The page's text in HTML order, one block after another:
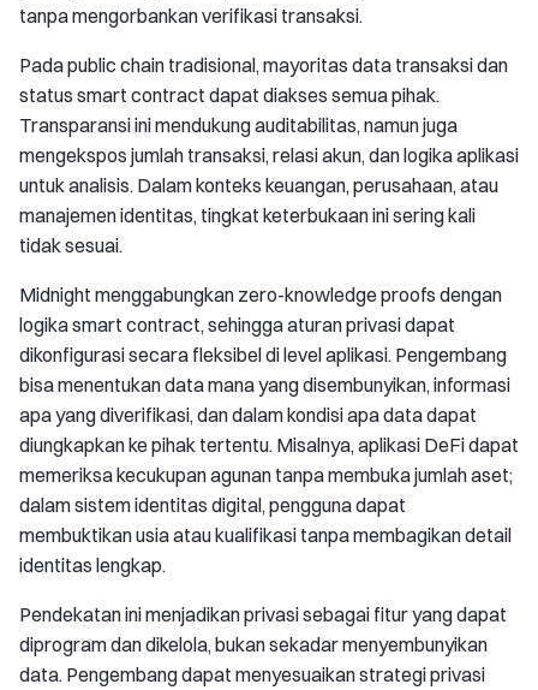
tanpa mengorbankan verifikasi transaksi.
Pada public chain tradisional, mayoritas data transaksi dan
status smart contract dapat diakses semua pihak.
Transparansi ini mendukung auditabilitas, namun juga
mengekspos jumlah transaksi, relasi akun, dan logika aplikasi
untuk analisis. Dalam konteks keuangan, perusahaan, atau
manajemen identitas, tingkat keterbukaan ini sering kali
tidak sesuai.
Midnight menggabungkan zero-knowledge proofs dengan
logika smart contract, sehingga aturan privasi dapat
dikonfigurasi secara fleksibel di level aplikasi. Pengembang
bisa menentukan data mana yang disembunyikan, informasi
apa yang diverifikasi, dan dalam kondisi apa data dapat
diungkapkan ke pihak tertentu. Misalnya, aplikasi DeFi dapat
memeriksa kecukupan agunan tanpa membuka jumlah aset;
dalam sistem identitas digital, pengguna dapat
membuktikan usia atau kualifikasi tanpa membagikan detail
identitas lengkap.
Pendekatan ini menjadikan privasi sebagai fitur yang dapat
diprogram dan dikelola, bukan sekadar menyembunyikan
data. Pengembang dapat menyesuaikan strategi privasi